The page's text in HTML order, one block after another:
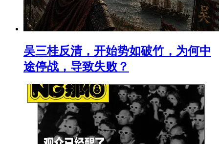
吴三桂反清，开始势如破竹，为何中
途停战，导致失败？